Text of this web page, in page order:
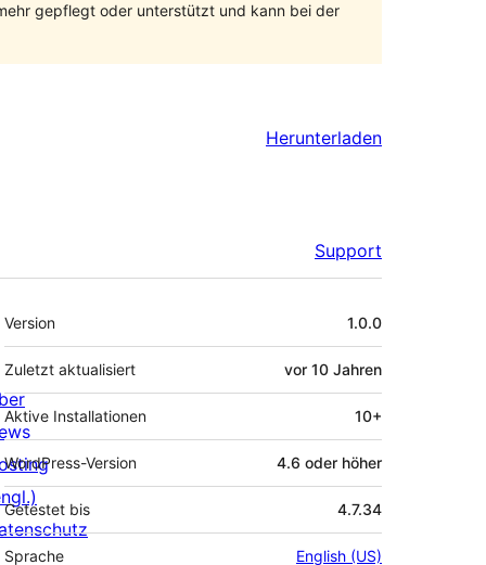
gepflegt oder unterstützt und kann bei der
Herunterladen
Support
Meta
Version 1.0.0
Zuletzt aktualisiert vor 10 Jahren
Aktive Installationen 10+
WordPress-Version 4.6 oder höher
Getestet bis 4.7.34
Sprache English (US)